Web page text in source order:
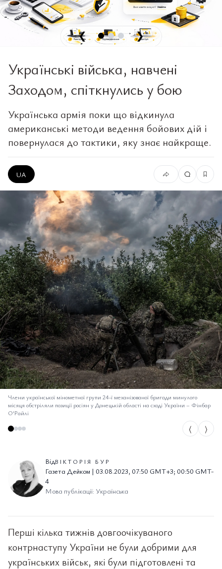
❮ ❯
Українські війська, навчені
Заходом, спіткнулись у бою
Українська армія поки що відкинула
американські методи ведення бойових дій і
повернулася до тактики, яку знає найкраще.
UA
Члени української мінометної групи 24-ї механізованої бригади минулого
місяця обстріляли позиції росіян у Донецькій області на сході України – Фінбар
О’Райлі
⟨ ⟩
ВідВІКТОРІЯ БУР
Газета Дейком | 03.08.2023, 07:50 GMT+3; 00:50 GMT-
4
Мова публікації: Українська
Перші кілька тижнів довгоочікуваного
контрнаступу України не були добрими для
українських військ, які були підготовлені та